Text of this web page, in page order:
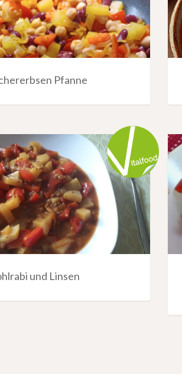
Pfanne
und Linsen